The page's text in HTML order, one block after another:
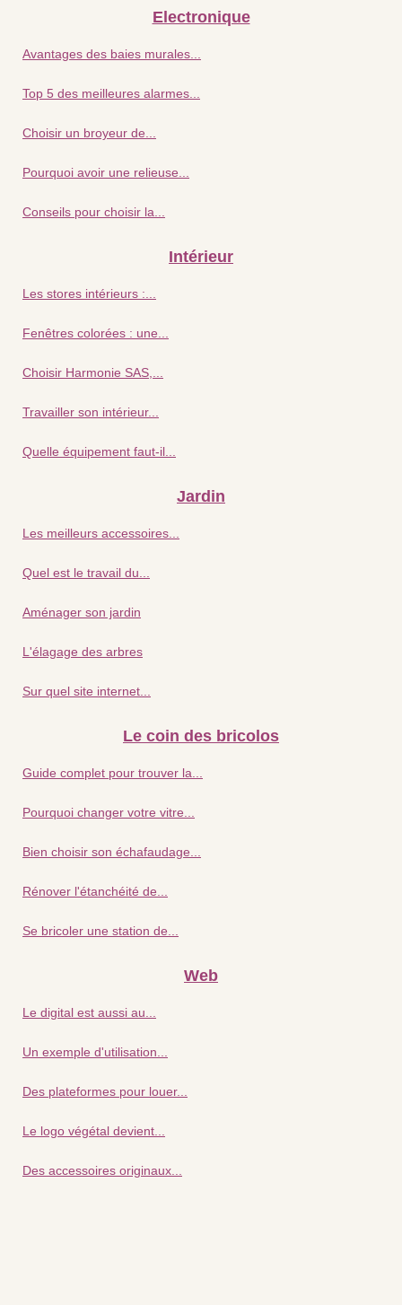
Electronique
Avantages des baies murales...
Top 5 des meilleures alarmes...
Choisir un broyeur de...
Pourquoi avoir une relieuse...
Conseils pour choisir la...
Intérieur
Les stores intérieurs :...
Fenêtres colorées : une...
Choisir Harmonie SAS,...
Travailler son intérieur...
Quelle équipement faut-il...
Jardin
Les meilleurs accessoires...
Quel est le travail du...
Aménager son jardin
L'élagage des arbres
Sur quel site internet...
Le coin des bricolos
Guide complet pour trouver la...
Pourquoi changer votre vitre...
Bien choisir son échafaudage...
Rénover l'étanchéité de...
Se bricoler une station de...
Web
Le digital est aussi au...
Un exemple d'utilisation...
Des plateformes pour louer...
Le logo végétal devient...
Des accessoires originaux...